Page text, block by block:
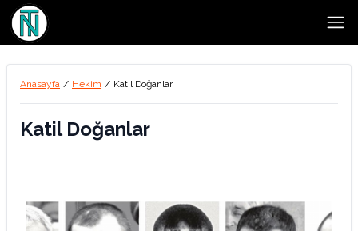
Anasayfa / Hekim / Katil Doğanlar
Katil Doğanlar